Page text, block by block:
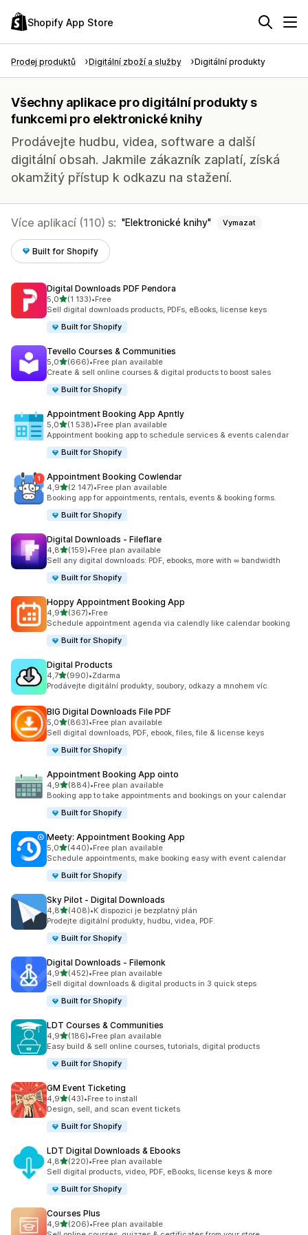
Shopify App Store
Prodej produktů Digitální zboží a služby Digitální produkty
Všechny aplikace pro digitální produkty s
funkcemi pro elektronické knihy
Prodávejte hudbu, videa, software a další
digitální obsah. Jakmile zákazník zaplatí, získá
okamžitý přístup k odkazu na stažení.
Více aplikací (110) s: Elektronické knihy Vymazat
Built for Shopify
Digital Downloads PDF Pendora
5,0z 5 hvězd
(1 133)
Celkový počet recenzí: 1133
•Free
Sell digital downloads products, PDFs, eBooks, license keys
Built for Shopify
Tevello Courses & Communities
5,0z 5 hvězd
(666)
Celkový počet recenzí: 666
•Free plan available
Create & sell online courses & digital products to boost sales
Built for Shopify
Appointment Booking App Apntly
5,0z 5 hvězd
(1 538)
Celkový počet recenzí: 1538
•Free plan available
Appointment booking app to schedule services & events calendar
Built for Shopify
Appointment Booking Cowlendar
4,9z 5 hvězd
(2 147)
Celkový počet recenzí: 2147
•Free plan available
Booking app for appointments, rentals, events & booking forms.
Built for Shopify
Digital Downloads ‑ Fileflare
4,8z 5 hvězd
(159)
Celkový počet recenzí: 159
•Free plan available
Sell any digital downloads: PDF, ebooks, more with ∞ bandwidth
Built for Shopify
Hoppy Appointment Booking App
4,9z 5 hvězd
(367)
Celkový počet recenzí: 367
•Free
Schedule appointment agenda via calendly like calendar booking
Built for Shopify
Digital Products
4,7z 5 hvězd
(990)
Celkový počet recenzí: 990
•Zdarma
Prodávejte digitální produkty, soubory, odkazy a mnohem víc.
BIG Digital Downloads File PDF
5,0z 5 hvězd
(863)
Celkový počet recenzí: 863
•Free plan available
Sell digital downloads, PDF, ebook, files, file & license keys
Built for Shopify
Appointment Booking App ointo
4,9z 5 hvězd
(884)
Celkový počet recenzí: 884
•Free plan available
Booking app to take appointments and bookings on your calendar
Built for Shopify
Meety: Appointment Booking App
5,0z 5 hvězd
(440)
Celkový počet recenzí: 440
•Free plan available
Schedule appointments, make booking easy with event calendar
Built for Shopify
Sky Pilot ‑ Digital Downloads
4,8z 5 hvězd
(408)
Celkový počet recenzí: 408
•K dispozici je bezplatný plán
Prodejte digitální produkty, hudbu, videa, PDF.
Built for Shopify
Digital Downloads ‑ Filemonk
4,9z 5 hvězd
(452)
Celkový počet recenzí: 452
•Free plan available
Sell digital downloads & digital products in 3 quick steps
Built for Shopify
LDT Courses & Communities
4,9z 5 hvězd
(186)
Celkový počet recenzí: 186
•Free plan available
Easy build & sell online courses, tutorials, digital products
Built for Shopify
GM Event Ticketing
4,9z 5 hvězd
(43)
Celkový počet recenzí: 43
•Free to install
Design, sell, and scan event tickets
Built for Shopify
LDT Digital Downloads & Ebooks
4,8z 5 hvězd
(220)
Celkový počet recenzí: 220
•Free plan available
Sell digital products, video, PDF, eBooks, license keys & more
Built for Shopify
Courses Plus
4,9z 5 hvězd
(206)
Celkový počet recenzí: 206
•Free plan available